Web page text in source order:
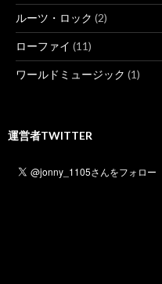
ルーツ・ロック (2)
ローファイ (11)
ワールドミュージック (1)
運営者TWITTER